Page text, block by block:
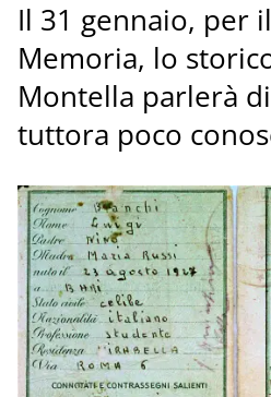
Il 31 gennaio, per
Memoria, lo
Montella parlerà
tuttora poco